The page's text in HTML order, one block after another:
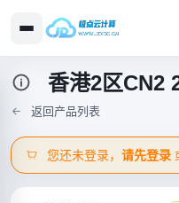
香港2区CN2
返回产品列表
您还未登录，请先登录